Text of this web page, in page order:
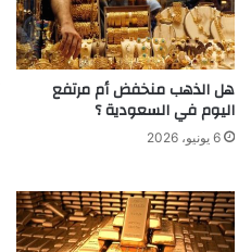
هل الذهب منخفض أم مرتفع
اليوم في السعودية ؟
6 يونيو، 2026